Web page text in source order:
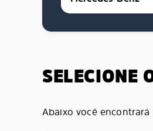
SELECIONE
Abaixo você